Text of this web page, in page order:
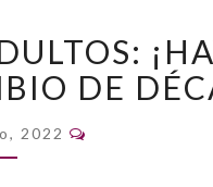
DE
2022